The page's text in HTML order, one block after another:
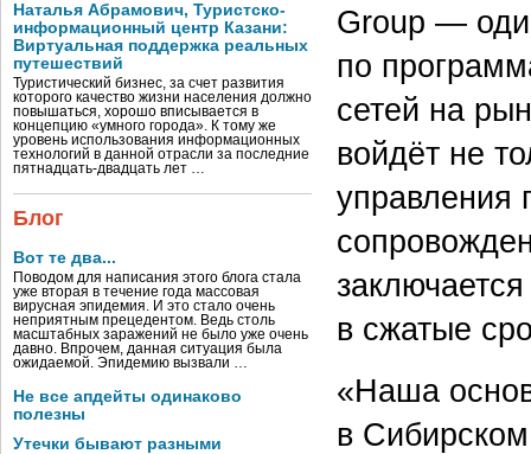
Наталья Абрамович, Туристско-
информационный центр Казани:
Виртуальная поддержка реальных
путешествий
Туристический бизнес, за счет развития
которого качество жизни населения должно
повышаться, хорошо вписывается в
концепцию «умного города». К тому же
уровень использования информационных
технологий в данной отрасли за последние
пятнадцать-двадцать лет …
Блог
Вот те два...
Поводом для написания этого блога стала
уже вторая в течение года массовая
вирусная эпидемия. И это стало очень
неприятным прецедентом. Ведь столь
масштабных заражений не было уже очень
давно. Впрочем, данная ситуация была
ожидаемой. Эпидемию вызвали …
Не все апдейты одинаково
полезны
Утечки бывают разными
Group —
по
сетей на
войдёт не
управления
в сжатые
«Наша
в